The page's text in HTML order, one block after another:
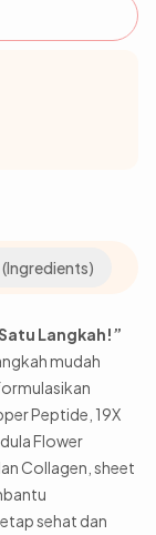
Langkah!”
mudah
Peptide, 19X
Flower
Collagen, sheet
sehat dan